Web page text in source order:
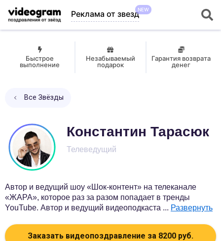
Реклама от звездNEW
Быстрое
выполнение
Незабываемый
подарок
Гарантия возврата
денег
Все Звёзды
Константин Тарасюк
Телеведущий
Автор и ведущий шоу «Шок-контент» на телеканале
«ЖАРА», которое раз за разом попадает в тренды
YouTube. Автор и ведущий видеоподкаста ... Развернуть
Заказать видеопоздравление за 8200 руб.